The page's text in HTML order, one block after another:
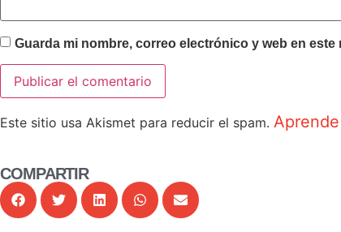
Guarda mi nombre, correo electrónico y web en
Este sitio usa Akismet para reducir el spam.
COMPARTIR